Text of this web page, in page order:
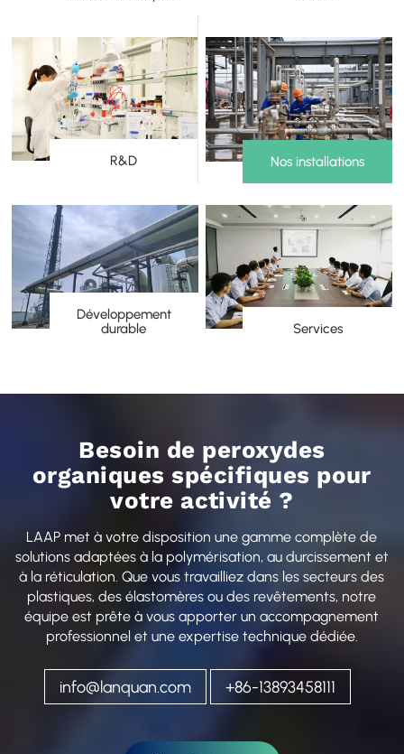
R&D Nos installations
Développement
durable
Services
Besoin de peroxydes
organiques spécifiques pour
votre activité ?
LAAP met à votre disposition une gamme complète de
solutions adaptées à la polymérisation, au durcissement et
à la réticulation. Que vous travailliez dans les secteurs des
plastiques, des élastomères ou des revêtements, notre
équipe est prête à vous apporter un accompagnement
professionnel et une expertise technique dédiée.
info@lanquan.com +86-13893458111